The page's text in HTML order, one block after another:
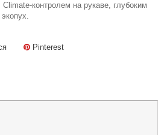
контролем на рукаве, глубоким
Pinterest